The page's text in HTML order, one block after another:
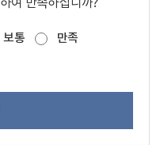
여 만족하십니까?
보통
만족